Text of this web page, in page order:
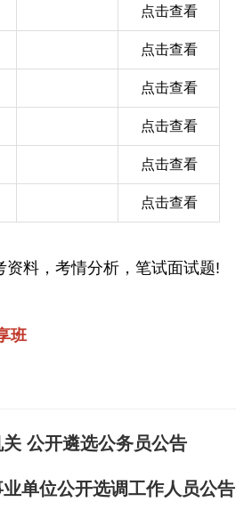
点击查看
点击查看
点击查看
点击查看
点击查看
点击查看
料，考情分析，笔试面试题!
班
公开遴选公务员公告
单位公开选调工作人员公告